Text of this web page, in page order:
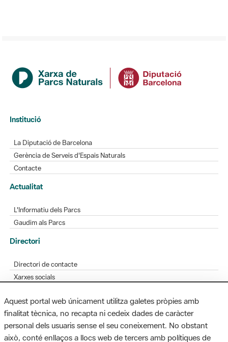
Institució
Gerència de Serveis d'Espais Naturals
Actualitat
L'Informatiu dels Parcs
Gaudim als Parcs
Directori de contacte
Xarxes socials
Bústia de suggeriments
Opineu sobre els parcs
MAPA WEB AVÍS LEGAL ACCESSIBILITAT
Aquest portal web únicament utilitza galetes pròpies amb
finalitat tècnica, no recapta ni cedeix dades de caràcter
personal dels usuaris sense el seu coneixement. No obstant
això, conté enllaços a llocs web de tercers amb polítiques de